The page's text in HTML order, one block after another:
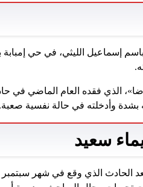
إسماعيل الليثي، في حي
الذي فقده العام الماضي
بشدة وأدخلته في حالة نفسية صعبة.
سعيد
الحادث الذي وقع في شهر